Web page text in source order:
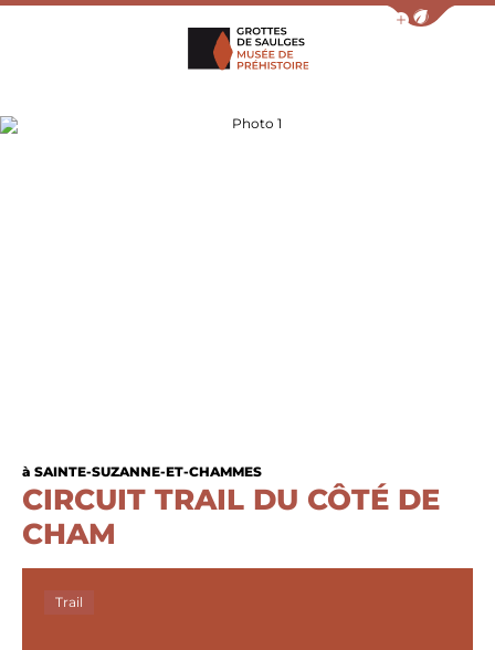
Afficher la
à SAINTE-SUZANNE-ET-CHAMMES
CIRCUIT TRAIL DU CÔTÉ DE
CHAM
Photo 1
Trail